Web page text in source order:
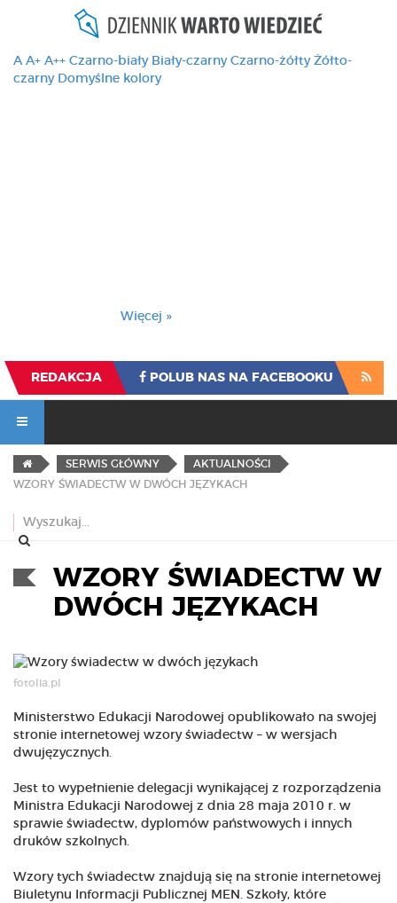
A A+ A++ Czarno-biały Biały-czarny Czarno-żółty Żółto-
czarny Domyślne kolory
Więcej »
REDAKCJA POLUB NAS NA FACEBOOKU
SERWIS GŁÓWNY
AKTUALNOŚCI
WZORY ŚWIADECTW W DWÓCH JĘZYKACH
WZORY ŚWIADECTW W
DWÓCH JĘZYKACH
fotolia.pl
Ministerstwo Edukacji Narodowej opublikowało na swojej
stronie internetowej wzory świadectw – w wersjach
dwujęzycznych.
Jest to wypełnienie delegacji wynikającej z rozporządzenia
Ministra Edukacji Narodowej z dnia 28 maja 2010 r. w
sprawie świadectw, dyplomów państwowych i innych
druków szkolnych.
Wzory tych świadectw znajdują się na stronie internetowej
Biuletynu Informacji Publicznej MEN. Szkoły, które